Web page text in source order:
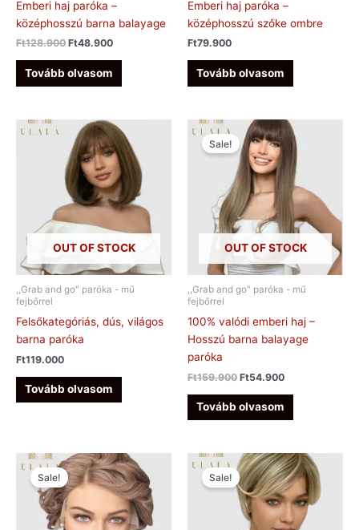
Emberi haj paróka –
középhosszú barna balayage
Ft128.900 Ft48.900
Tovább olvasom
Emberi haj paróka –
középhosszú szőke ombre
Ft79.900
Tovább olvasom
OUT OF STOCK
,,Grab and go" paróka - mű
fejbőrrel
Felsőkategóriás, dús, világos
barna paróka
Ft119.000
Tovább olvasom
OUT OF STOCK
Sale!
,,Grab and go" paróka - mű
fejbőrrel
100% valódi emberi haj –
Hosszú barna balayage
paróka
Ft159.900
Original
price
was:
Ft159.900.
Ft54.900
Current
price
is:
Ft54.900.
Tovább olvasom
Sale!
Original
price
was:
Ft94.900.
Current
price
is:
Ft52.900.
Sale!
Original
price
was:
Ft69.900.
Current
price
is:
Ft35.900.